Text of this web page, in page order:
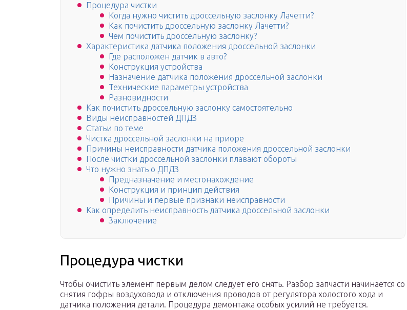
Процедура чистки
Когда нужно чистить дроссельную заслонку Лачетти?
Как почистить дроссельную заслонку Лачетти?
Чем почистить дроссельную заслонку?
Характеристика датчика положения дроссельной заслонки
Где расположен датчик в авто?
Конструкция устройства
Назначение датчика положения дроссельной заслонки
Технические параметры устройства
Разновидности
Как почистить дроссельную заслонку самостоятельно
Виды неисправностей ДПДЗ
Статьи по теме
Чистка дроссельной заслонки на приоре
Причины неисправности датчика положения дроссельной заслонки
После чистки дроссельной заслонки плавают обороты
Что нужно знать о ДПДЗ
Предназначение и местонахождение
Конструкция и принцип действия
Причины и первые признаки неисправности
Как определить неисправность датчика дроссельной заслонки
Заключение
Процедура чистки
Чтобы очистить элемент первым делом следует его снять. Разбор запчасти начинается со
снятия гофры воздуховода и отключения проводов от регулятора холостого хода и
датчика положения детали. Процедура демонтажа особых усилий не требуется.